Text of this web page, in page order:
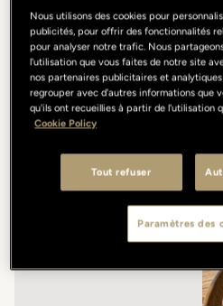
Nous utilisons des cookies pour
publicités, pour offrir des fonctionnalités
pour analyser notre trafic. Nous
l'utilisation que vous faites de notre site
nos partenaires publicitaires et
regrouper avec d'autres informations que
qu'ils ont recueillies à partir de l'utilisation
Cookie Policy
Tout refuser
Paramètres des